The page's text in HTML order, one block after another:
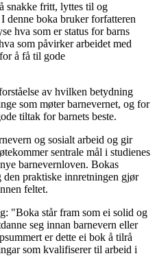
snakke fritt, lyttes til og
denne boka bruker forfatteren
hva som er status for barns
som påvirker arbeidet med
å få til gode
av hvilken betydning
som møter barnevernet, og for
tiltak for barnets beste.
og sosialt arbeid og gir
sentrale mål i studienes
barnevernloven. Bokas
den praktiske innretningen gjør
feltet.
"Boka står fram som ei solid og
seg innan barnevern eller
er dette ei bok å tilrå
som kvalifiserer til arbeid i